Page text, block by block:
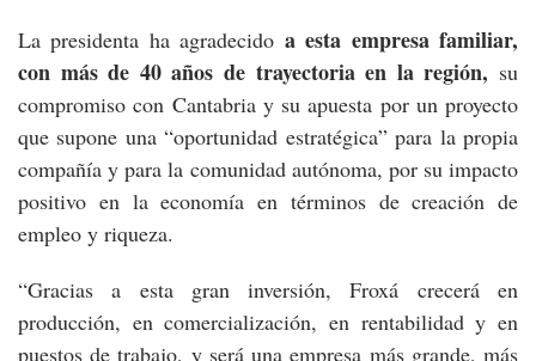
La presidenta ha agradecido a esta empresa familiar,
con más de 40 años de trayectoria en la región, su
compromiso con Cantabria y su apuesta por un proyecto
que supone una “oportunidad estratégica” para la propia
compañía y para la comunidad autónoma, por su impacto
positivo en la economía en términos de creación de
empleo y riqueza.
“Gracias a esta gran inversión, Froxá crecerá en
producción, en comercialización, en rentabilidad y en
puestos de trabajo, y será una empresa más grande, más